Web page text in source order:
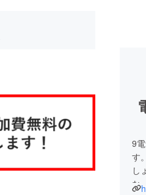
9
す
し
な